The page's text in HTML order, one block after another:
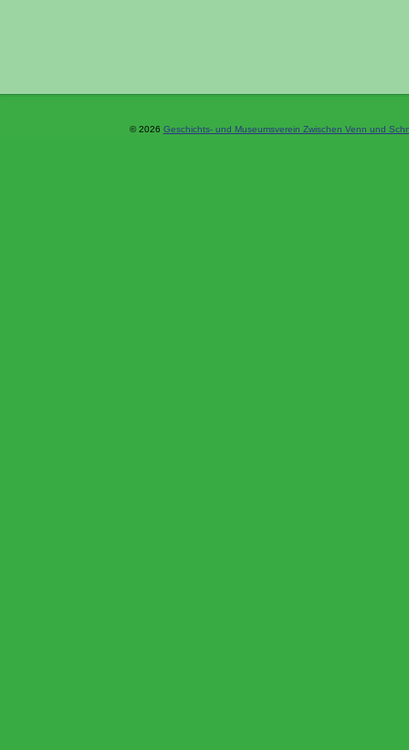
© 2026 Geschichts- und Museumsverein Zwischen Venn und